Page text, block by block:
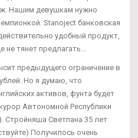
Нашим девушкам нужно
Stanoject банковская
удобный продукт,
тянет предлагать...
предыдущего ограничение в
Но я думаю, что
активов, фунта будет
Автономной Республики
Стройняша Светлана 35 лет
Получилось очень